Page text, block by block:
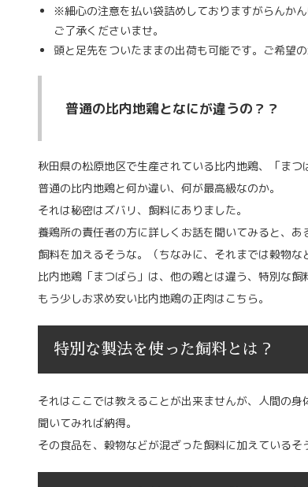
※細心の注意を払い袋詰めしておりますがらんか
ご了承くださいませ。
頭と足先をついたままの出荷も可能です。ご希望
普通の比内地鶏となにが違うの？？
秋田県の松原地区で生産されている比内地鶏、「まつ
普通の比内地鶏と何か違い、何が最高級なのか。
それは秘密はズバリ、飼料にありました。
養鶏所の責任者の方に詳しくお話を聞いてみると、
飼料を加えるそうな。（ちなみに、それまでは穀物な
比内地鶏「まつばら」は、他の鶏とは違う、特別な飼
もう少しお求め安い比内地鶏の正肉はこちら。
特別な製法を使った飼料とは？
それはここでは教えることが出来ませんが、人間の身
聞いてみれば納得。
その食品を、穀物などが混ざった飼料に加えているそ